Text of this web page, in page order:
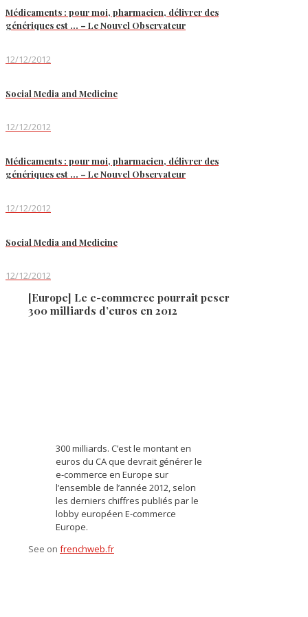
Médicaments : pour moi, pharmacien, délivrer des
génériques est … – Le Nouvel Observateur
12/12/2012
Social Media and Medicine
12/12/2012
Médicaments : pour moi, pharmacien, délivrer des
génériques est … – Le Nouvel Observateur
12/12/2012
Social Media and Medicine
12/12/2012
[Europe] Le e-commerce pourrait peser
300 milliards d’euros en 2012
300 milliards. C’est le montant en
euros du CA que devrait générer le
e-commerce en Europe sur
l’ensemble de l’année 2012, selon
les derniers chiffres publiés par le
lobby européen E-commerce
Europe.
See on frenchweb.fr